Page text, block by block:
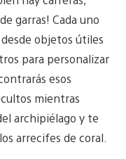
garras! Cada uno
objetos útiles
para personalizar
esos
mientras
archipiélago y te
arrecifes de coral.